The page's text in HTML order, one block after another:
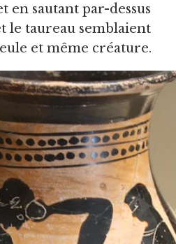
en sautant par-dessus
le taureau semblaient
et même créature.